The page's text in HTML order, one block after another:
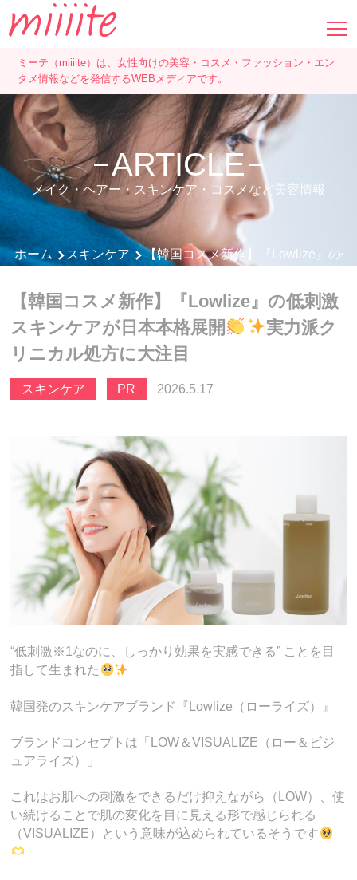
ミーテ（miiiite）は、女性向けの美容・コスメ・ファッション・エン
タメ情報などを発信するWEBメディアです。
ARTICLE
メイク・ヘアー・スキンケア・コスメなど美容情報
ホーム スキンケア 【韓国コスメ新作】『Lowlize』の
【韓国コスメ新作】『Lowlize』の低刺激
スキンケアが日本本格展開
実力派ク
リニカル処方に大注目
スキンケア PR 2026.5.17
“低刺激※1なのに、しっかり効果を実感できる” ことを目
指して生まれた
韓国発のスキンケアブランド『Lowlize（ローライズ）』
ブランドコンセプトは「LOW＆VISUALIZE（ロー＆ビジ
ュアライズ）」
これはお肌への刺激をできるだけ抑えながら（LOW）、使
い続けることで肌の変化を目に見える形で感じられる
（VISUALIZE）という意味が込められているそうです